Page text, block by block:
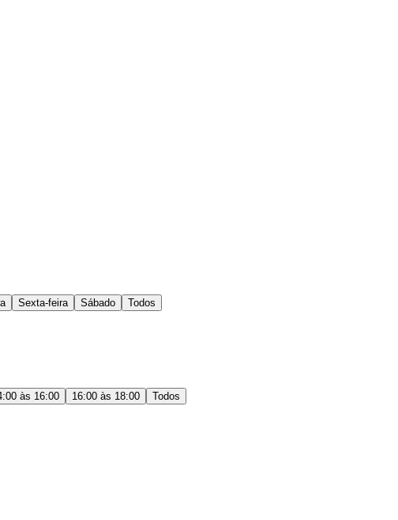
Sexta-feira Sábado Todos
às 16:00 16:00 às 18:00 Todos